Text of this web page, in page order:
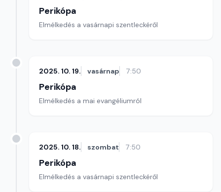
Perikópa
Elmélkedés a vasárnapi szentleckéről
2025. 10. 19. vasárnap 7:50
Perikópa
Elmélkedés a mai evangéliumról
2025. 10. 18. szombat 7:50
Perikópa
Elmélkedés a vasárnapi szentleckéről